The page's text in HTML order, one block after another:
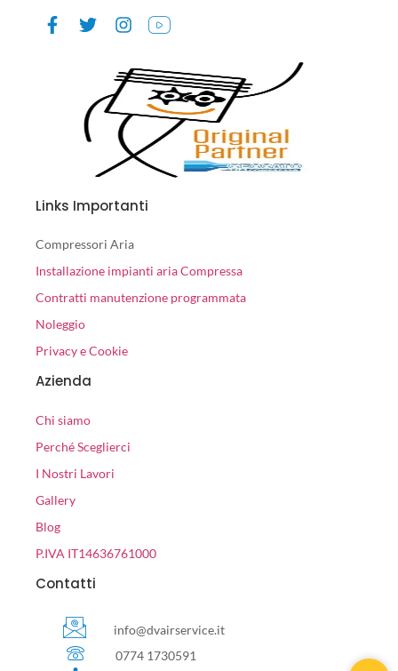
Links Importanti
Compressori Aria
Installazione impianti aria Compressa
Contratti manutenzione programmata
Noleggio
Privacy e Cookie
Azienda
Chi siamo
Perché Sceglierci
I Nostri Lavori
Gallery
Blog
P.IVA IT14636761000
Contatti
info@dvairservice.it
0774 1730591